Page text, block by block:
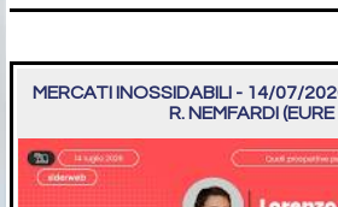
MERCATI INOSSIDABILI - 14/07/
R. NEMFARDI